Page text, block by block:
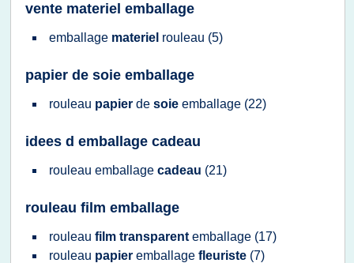
vente materiel emballage
emballage materiel rouleau (5)
papier de soie emballage
rouleau papier de soie emballage (22)
idees d emballage cadeau
rouleau emballage cadeau (21)
rouleau film emballage
rouleau film transparent emballage (17)
rouleau papier emballage fleuriste (7)